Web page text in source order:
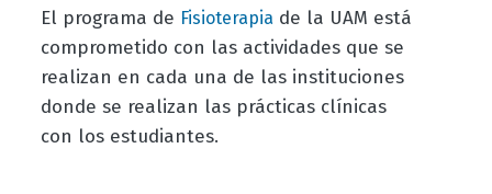
El programa de Fisioterapiade la UAM está
comprometido con las actividades que se
realizan en cada una de las instituciones
donde se realizan las prácticas clínicas
con los estudiantes.